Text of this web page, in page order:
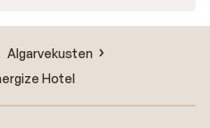
Algarvekusten
Hotel